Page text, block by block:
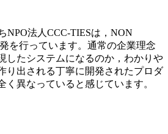
法人CCC-TIESは，NON
を行っています。通常の企業理念
したシステムになるのか，わかりや
り出される丁寧に開発されたプロダ
異なっていると感じています。